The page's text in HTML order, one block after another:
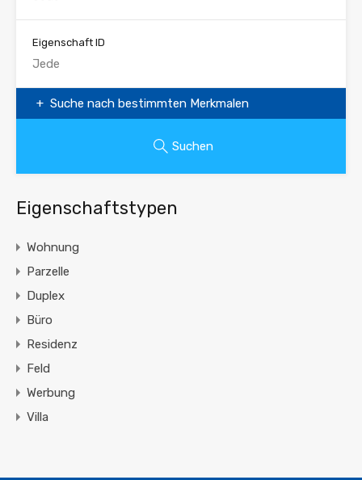
Eigenschaft ID
Suche nach bestimmten Merkmalen
Suchen
Eigenschaftstypen
Wohnung
Parzelle
Duplex
Büro
Residenz
Feld
Werbung
Villa